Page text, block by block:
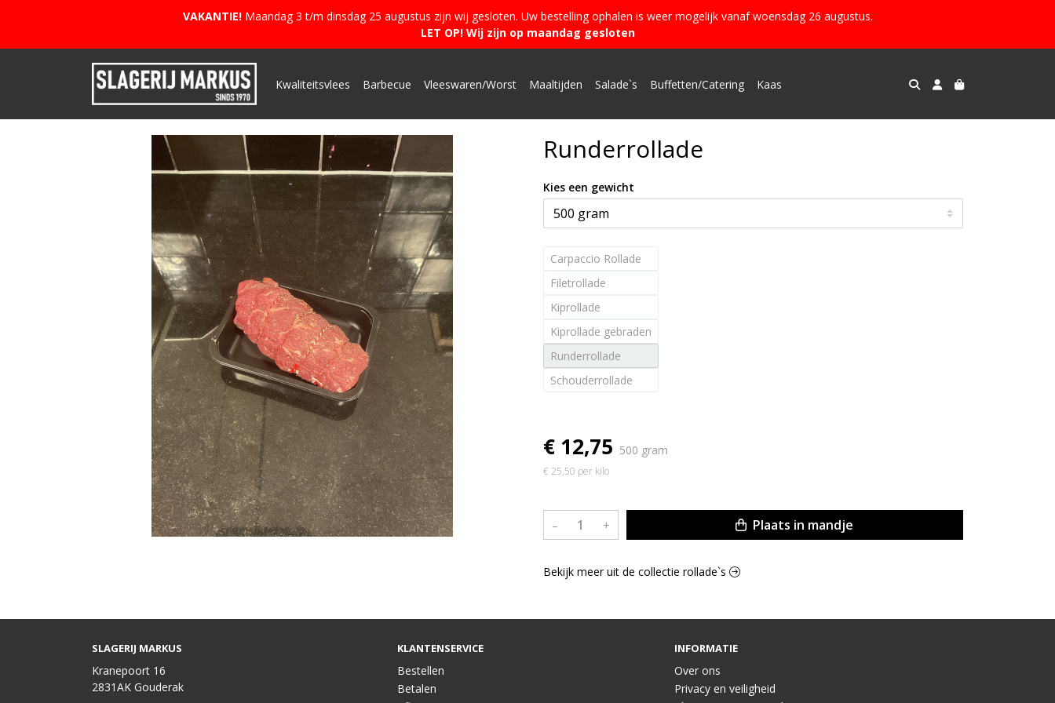
VAKANTIE!Maandag 3 t/m dinsdag 25 augustus zijn wij gesloten. Uw bestelling ophalen is weer mogelijk vanaf woensdag 26 augustus.
LET OP! Wij zijn op maandag gesloten
Kwaliteitsvlees Barbecue Vleeswaren/Worst Maaltijden Salade`s Buffetten/Catering Kaas
Runderrollade
Kies een gewicht
Carpaccio Rollade
Filetrollade
Kiprollade
Kiprollade gebraden
Runderrollade
Schouderrollade
€ 12,75 500 gram
€ 25,50 per kilo
– + Plaats in mandje
Bekijk meer uit de collectie rollade`s
SLAGERIJ MARKUS
Kranepoort 16
2831AK Gouderak
KLANTENSERVICE
Bestellen
Betalen
INFORMATIE
Over ons
Privacy en veiligheid